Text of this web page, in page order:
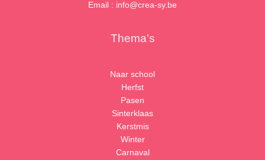
Email : info@crea-sy.be
Thema's
Naar school
Herfst
Pasen
Sinterklaas
Kerstmis
Winter
Carnaval